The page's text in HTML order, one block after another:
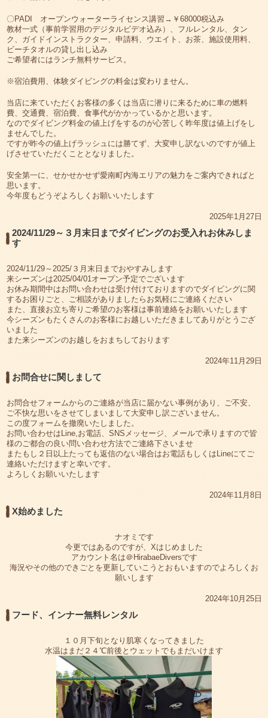
〇PADI オープンウォーターライセンス講習→￥68000税込み
教材一式（事前学習用のデジタルビデオ込み）、フルレンタル、タン
ク、ガイドインストラクター、申請料、ウエイト、お茶、施設使用料、
ビーチタオルの貸し出し込み
ご希望者にはランチ無料サービス。
※宿泊費用、体験ダイビングの料金は変わりません。
当店に来ていただくお客様の多くは当店に潜りに来るために車の燃料
費、交通費、宿泊費、食事代がかかっているかと思います。
なのでダイビング料金の値上げをするのが心苦しく昨年度は値上げをし
ませんでした。
ですが昨今の値上げラッシュには勝てず、大変申し訳ないのですが値上
げさせていただくこととなりました。
安全第一に、せかせかせず愛南町内海エリアの魅力をご案内できればと
思います。
今年度もどうぞよろしくお願いいたします
2025年1月27日
2024/11/29～３月末日までダイビングのお受入れお休みしま
す
2024/11/29～2025/３月末日までおやすみします
来シーズンは2025/04/01オープン予定でございます
お休み期間中はお問い合わせは受け付けておりますのでダイビングに関
するお困りごと、ご相談がありましたらお気軽にご連絡ください
また、直接お立ち寄りご希望のお客様は事前連絡をお願いいたします
今シーズンもたくさんのお客様にお越しいただきましてありがとうござ
いました
また来シーズンのお越しをおまちしております
2024年11月29日
お問合せに関しまして
お問合せフォームからのご連絡が当店に届かない事例があり、ご不安、
ご不快な思いをさせてしまいまして大変申し訳ございません。
この度フォームを撤廃いたしました。
お問い合わせはLine,お電話、SNSメッセージ、メールで承りますので皆
様のご都合の良い問い合わせ方法でご連絡下さいませ
またもし２日以上たっても返信のない場合はお電話もしくはLineにてご
連絡いただけますと幸いです。
よろしくお願いいたします
2024年11月8日
X始めました
ナオミです
今更ではあるのですが、Xはじめました
アカウント名は＠HirabaeDiversです
海況やその他のできごとを更新していこうとおもいますのでよろしくお
願いします
2024年10月25日
フード、インナー無料レンタル
１０月下旬となり肌寒くなってきました
水温はまだ２４℃前後とウェットでもまだいけます